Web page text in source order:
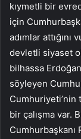
kıymetli bir
için
adımlar attığını
devletli siyaset
bilhassa
söyleyen
Cumhuriyeti’nin
bir çalışma var.
Cumhurbaşkanı